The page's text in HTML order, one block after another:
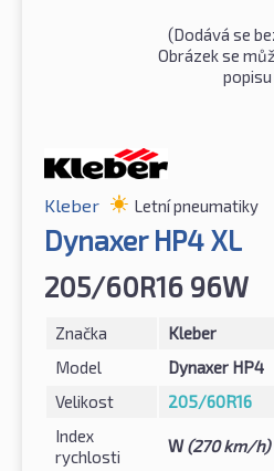
(Dodává se
Obrázek se
popisu
Kleber Letní pneumatiky
Dynaxer HP4 XL
205/60R16 96W
Značka
Kleber
Model
Dynaxer HP4
Velikost
205/60R16
Index
rychlosti
W(270 km/h)